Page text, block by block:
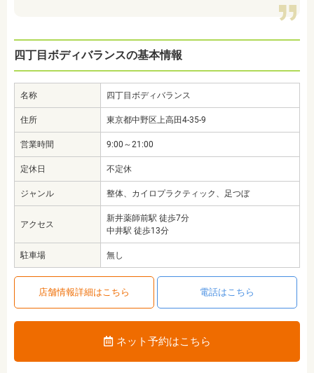
四丁目ボディバランスの基本情報
名称 四丁目ボディバランス
住所 東京都中野区上高田4-35-9
営業時間 9:00～21:00
定休日 不定休
ジャンル 整体、カイロプラクティック、足つぼ
アクセス
新井薬師前駅 徒歩7分
中井駅 徒歩13分
駐車場 無し
店舗情報詳細はこちら 電話はこちら
ネット予約はこちら